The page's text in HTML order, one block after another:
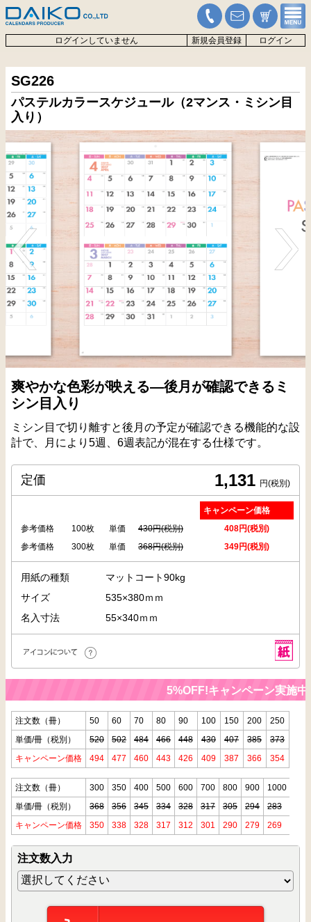
ログインしていません 新規会員登録 ログイン
SG226
パステルカラースケジュール（2マンス・ミシン目
入り）
爽やかな色彩が映える―後月が確認できるミ
シン目入り
ミシン目で切り離すと後月の予定が確認できる機能的な設
計で、月により5週、6週表記が混在する仕様です。
定価 1,131 円(税別)
キャンペーン価格
参考価格
100枚 単価 430円(税別)
408円(税別)
参考価格
300枚 単価 368円(税別) 349円(税別)
用紙の種類
マットコート90kg
サイズ
535×380ｍｍ
名入寸法
55×340ｍｍ
5%OFF!キャンペーン実施中
注文数（冊） 50 60 70 80 90 100 150 200
250
単価/冊（税別）
520 502 484 466 448 430 407 385
373
キャンペーン価格
494 477 460 443 426 409 387 366 354
注文数（冊） 300 350 400 500 600 700 800 900
1000
単価/冊（税別）
368 356 345 334 328 317 305 294
283
キャンペーン価格
350 338 328 317 312 301 290 279 269
注文数入力